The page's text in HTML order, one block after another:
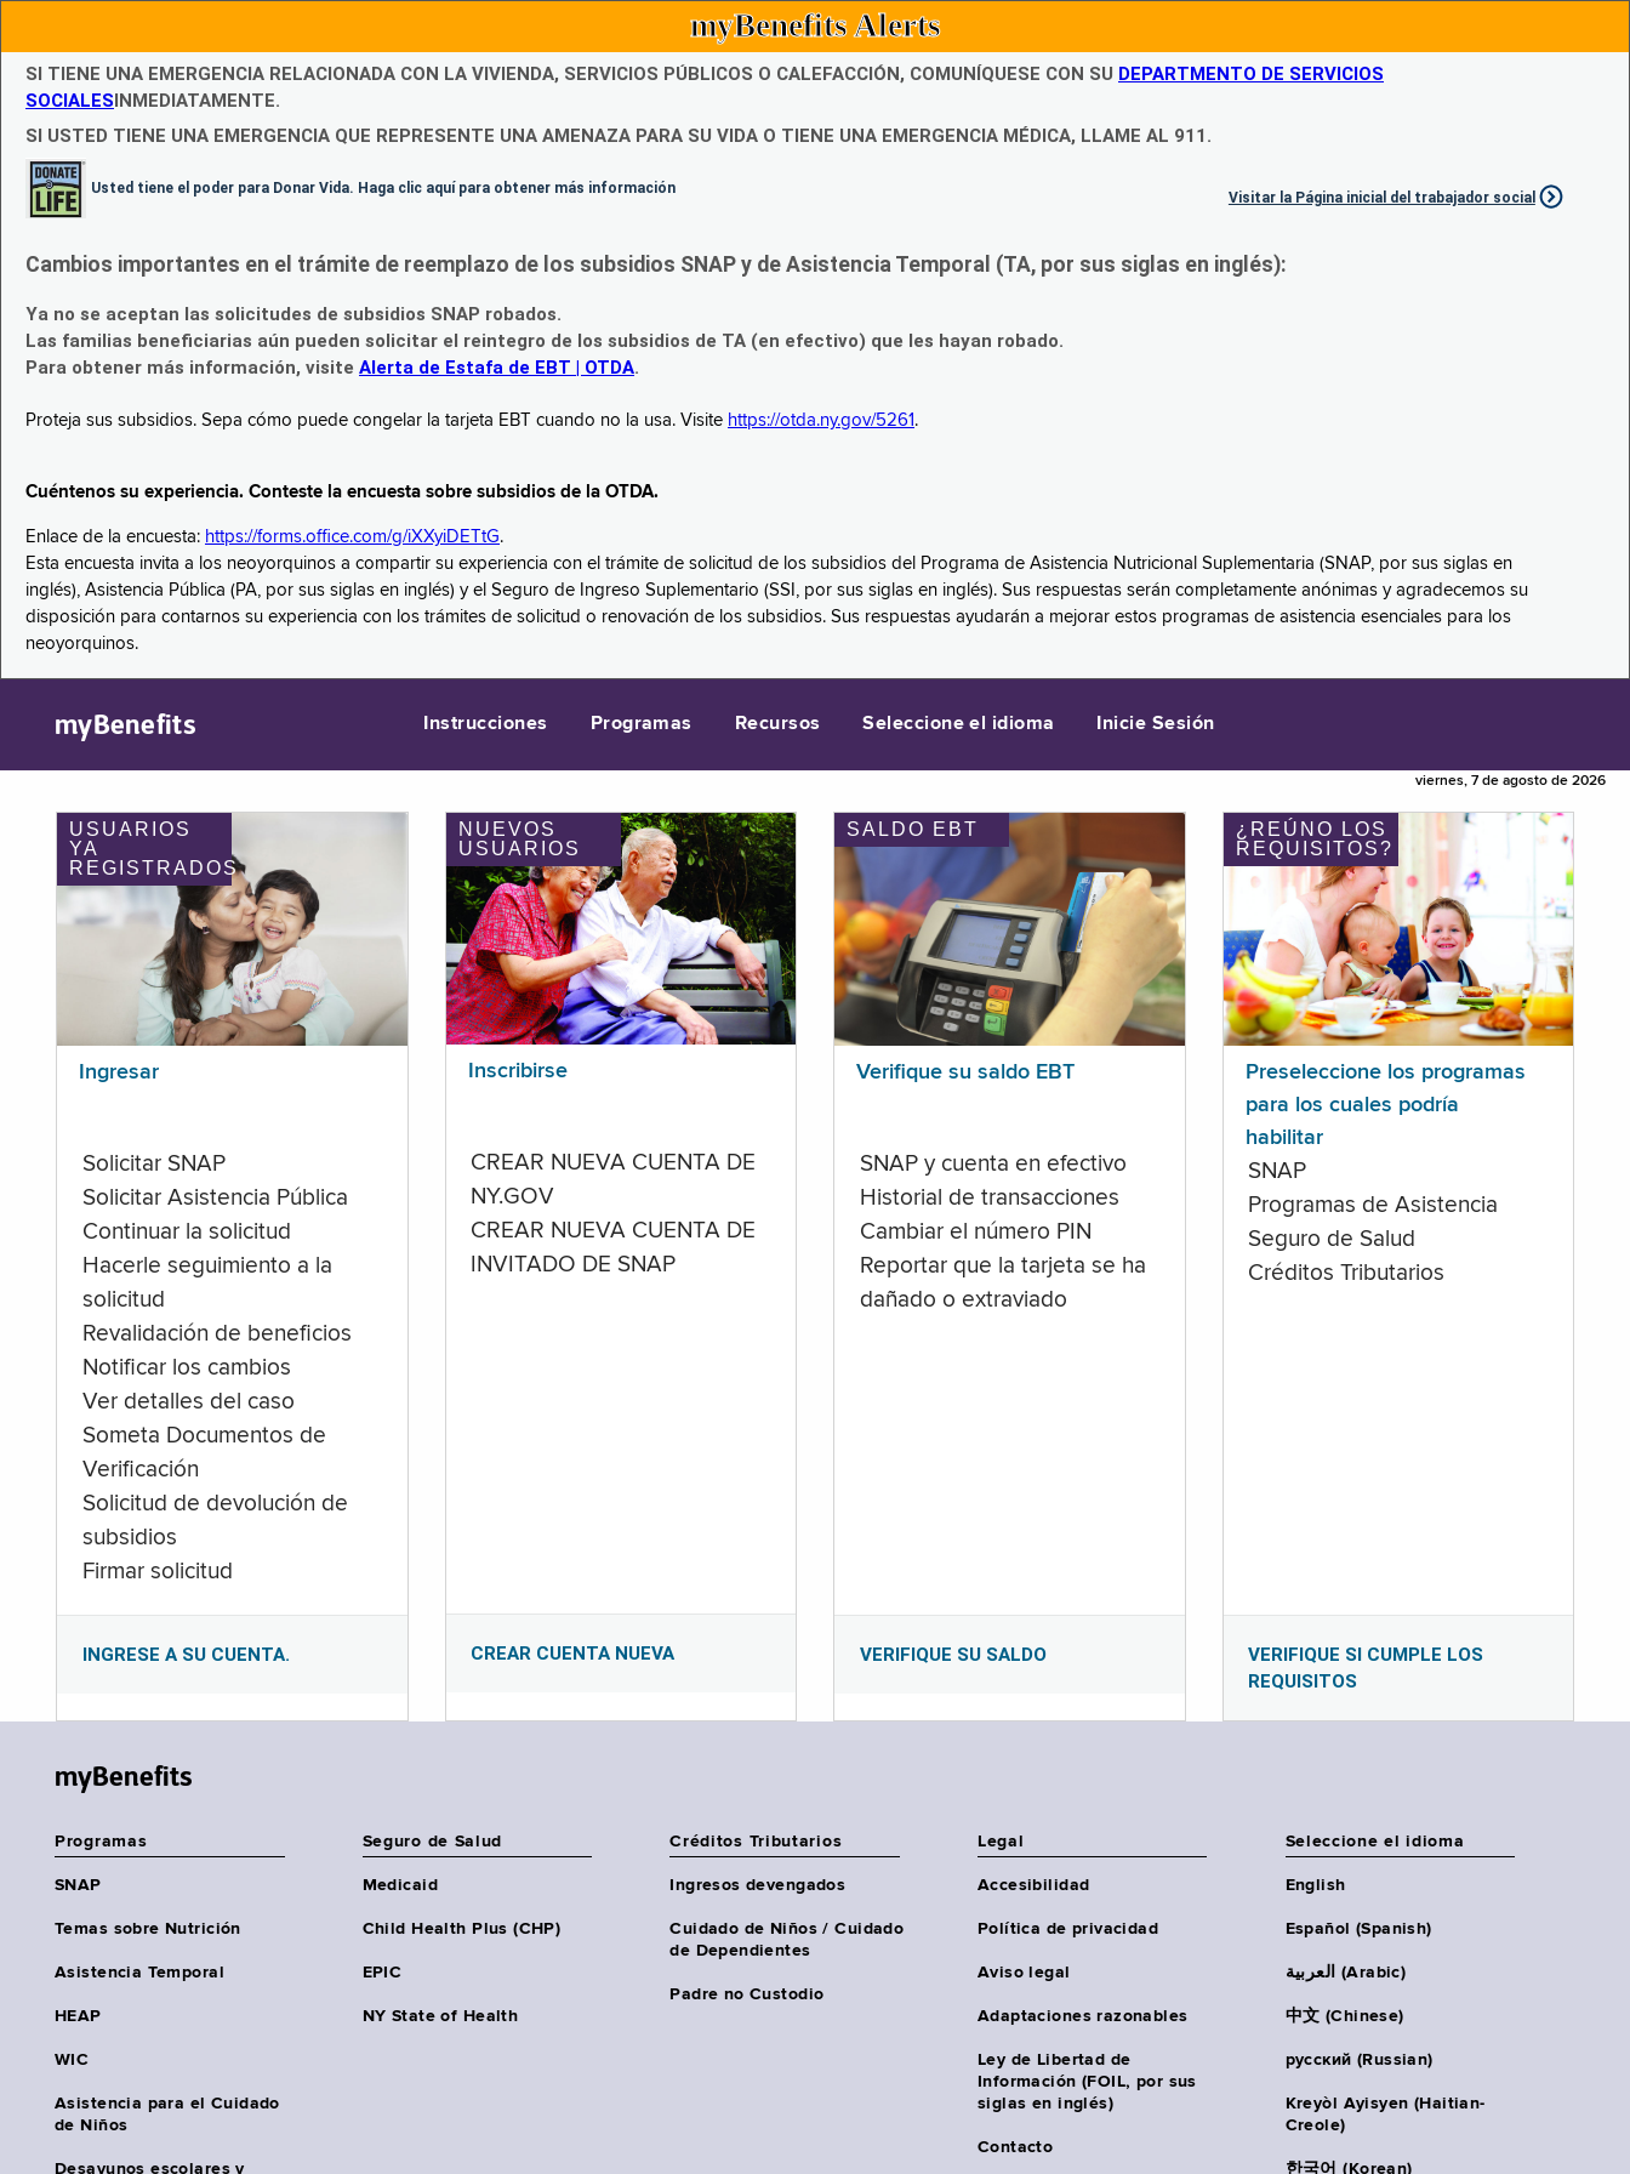
myBenefits Alerts
SI TIENE UNA EMERGENCIA RELACIONADA CON LA VIVIENDA, SERVICIOS PÚBLICOS O CALEFACCIÓN, COMUNÍQUESE CON SU DEPARTMENTO DE SERVICIOS
SOCIALESINMEDIATAMENTE.
SI USTED TIENE UNA EMERGENCIA QUE REPRESENTE UNA AMENAZA PARA SU VIDA O TIENE UNA EMERGENCIA MÉDICA, LLAME AL 911.
Usted tiene el poder para Donar Vida. Haga clic aquí para obtener más información
Visitar la Página inicial del trabajador social
Cambios importantes en el trámite de reemplazo de los subsidios SNAP y de Asistencia Temporal (TA, por sus siglas en inglés):
Ya no se aceptan las solicitudes de subsidios SNAP robados.
Las familias beneficiarias aún pueden solicitar el reintegro de los subsidios de TA (en efectivo) que les hayan robado.
Para obtener más información, visite Alerta de Estafa de EBT | OTDA.
Proteja sus subsidios. Sepa cómo puede congelar la tarjeta EBT cuando no la usa. Visite https://otda.ny.gov/5261 .
Cuéntenos su experiencia. Conteste la encuesta sobre subsidios de la OTDA.
Enlace de la encuesta: https://forms.office.com/g/iXXyiDETtG.
Esta encuesta invita a los neoyorquinos a compartir su experiencia con el trámite de solicitud de los subsidios del Programa de Asistencia Nutricional Suplementaria (SNAP, por sus siglas en
inglés), Asistencia Pública (PA, por sus siglas en inglés) y el Seguro de Ingreso Suplementario (SSI, por sus siglas en inglés). Sus respuestas serán completamente anónimas y agradecemos su
disposición para contarnos su experiencia con los trámites de solicitud o renovación de los subsidios. Sus respuestas ayudarán a mejorar estos programas de asistencia esenciales para los
neoyorquinos.
myBenefits Instrucciones Programas Recursos Seleccione el idioma Inicie Sesión
viernes, 7 de agosto de 2026
USUARIOS
YA
REGISTRADOS
Ingresar
Solicitar SNAP
Solicitar Asistencia Pública
Continuar la solicitud
Hacerle seguimiento a la
solicitud
Revalidación de beneficios
Notificar los cambios
Ver detalles del caso
Someta Documentos de
Verificación
Solicitud de devolución de
subsidios
Firmar solicitud
INGRESE A SU CUENTA.
NUEVOS
USUARIOS
Inscribirse
CREAR NUEVA CUENTA DE
NY.GOV
CREAR NUEVA CUENTA DE
INVITADO DE SNAP
CREAR CUENTA NUEVA
SALDO EBT
Verifique su saldo EBT
SNAP y cuenta en efectivo
Historial de transacciones
Cambiar el número PIN
Reportar que la tarjeta se ha
dañado o extraviado
VERIFIQUE SU SALDO
¿REÚNO LOS
REQUISITOS?
Preseleccione los programas
para los cuales podría
habilitar
SNAP
Programas de Asistencia
Seguro de Salud
Créditos Tributarios
VERIFIQUE SI CUMPLE LOS
REQUISITOS
myBenefits
Programas
SNAP
Temas sobre Nutrición
Asistencia Temporal
HEAP
WIC
Asistencia para el Cuidado
de Niños
Desayunos escolares y
Seguro de Salud
Medicaid
Child Health Plus (CHP)
EPIC
NY State of Health
Créditos Tributarios
Ingresos devengados
Cuidado de Niños / Cuidado
de Dependientes
Padre no Custodio
Legal
Accesibilidad
Política de privacidad
Aviso legal
Adaptaciones razonables
Ley de Libertad de
Información (FOIL, por sus
siglas en inglés)
Contacto
Seleccione el idioma
English
Español (Spanish)
العربية (Arabic)
中文 (Chinese)
русский (Russian)
Kreyòl Ayisyen (Haitian-
Creole)
한국어 (Korean)